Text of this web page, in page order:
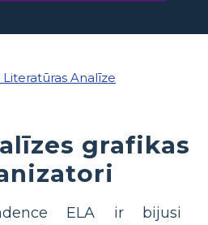
grafikas
ELA ir bijusi